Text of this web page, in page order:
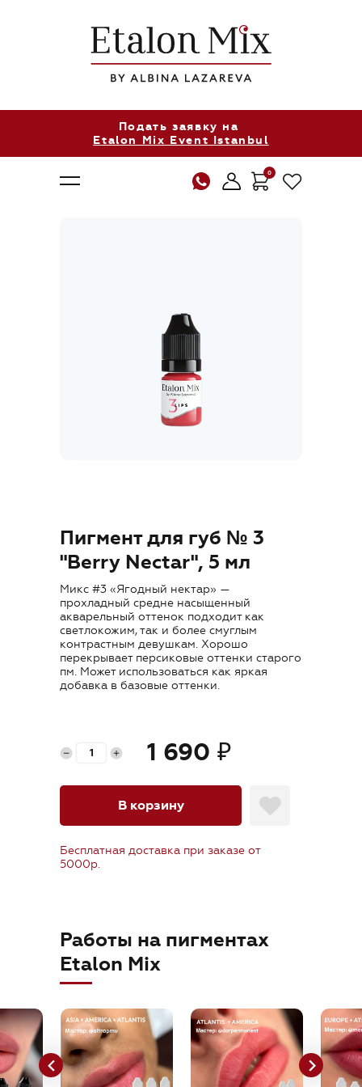
Подать заявку на
Etalon Mix Event Istanbul
0
Продукция
Где купить
Обучение
RU
Пигмент для губ № 3
"Berry Nectar", 5 мл
Микс #3 «Ягодный нектар» —
прохладный средне насыщенный
акварельный оттенок подходит как
светлокожим, так и более смуглым
контрастным девушкам. Хорошо
перекрывает персиковые оттенки старого
пм. Может использоваться как яркая
добавка в базовые оттенки.
1 690 ₽
В корзину
Бесплатная доставка при заказе от
5000р.
Работы на пигментах
Etalon Mix